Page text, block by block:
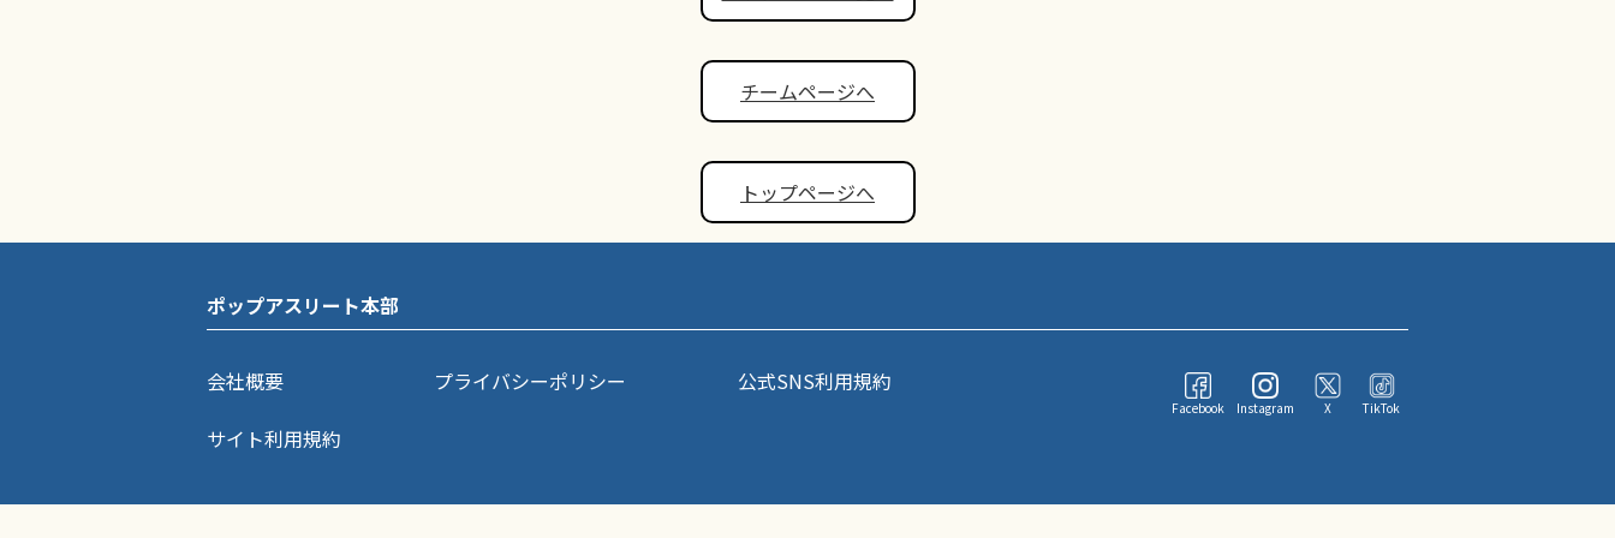
チームページへ
トップページへ
ポップアスリート本部
会社概要 プライバシーポリシー
公式SNS利用規約
サイト利用規約
Facebook Instagram X TikTok